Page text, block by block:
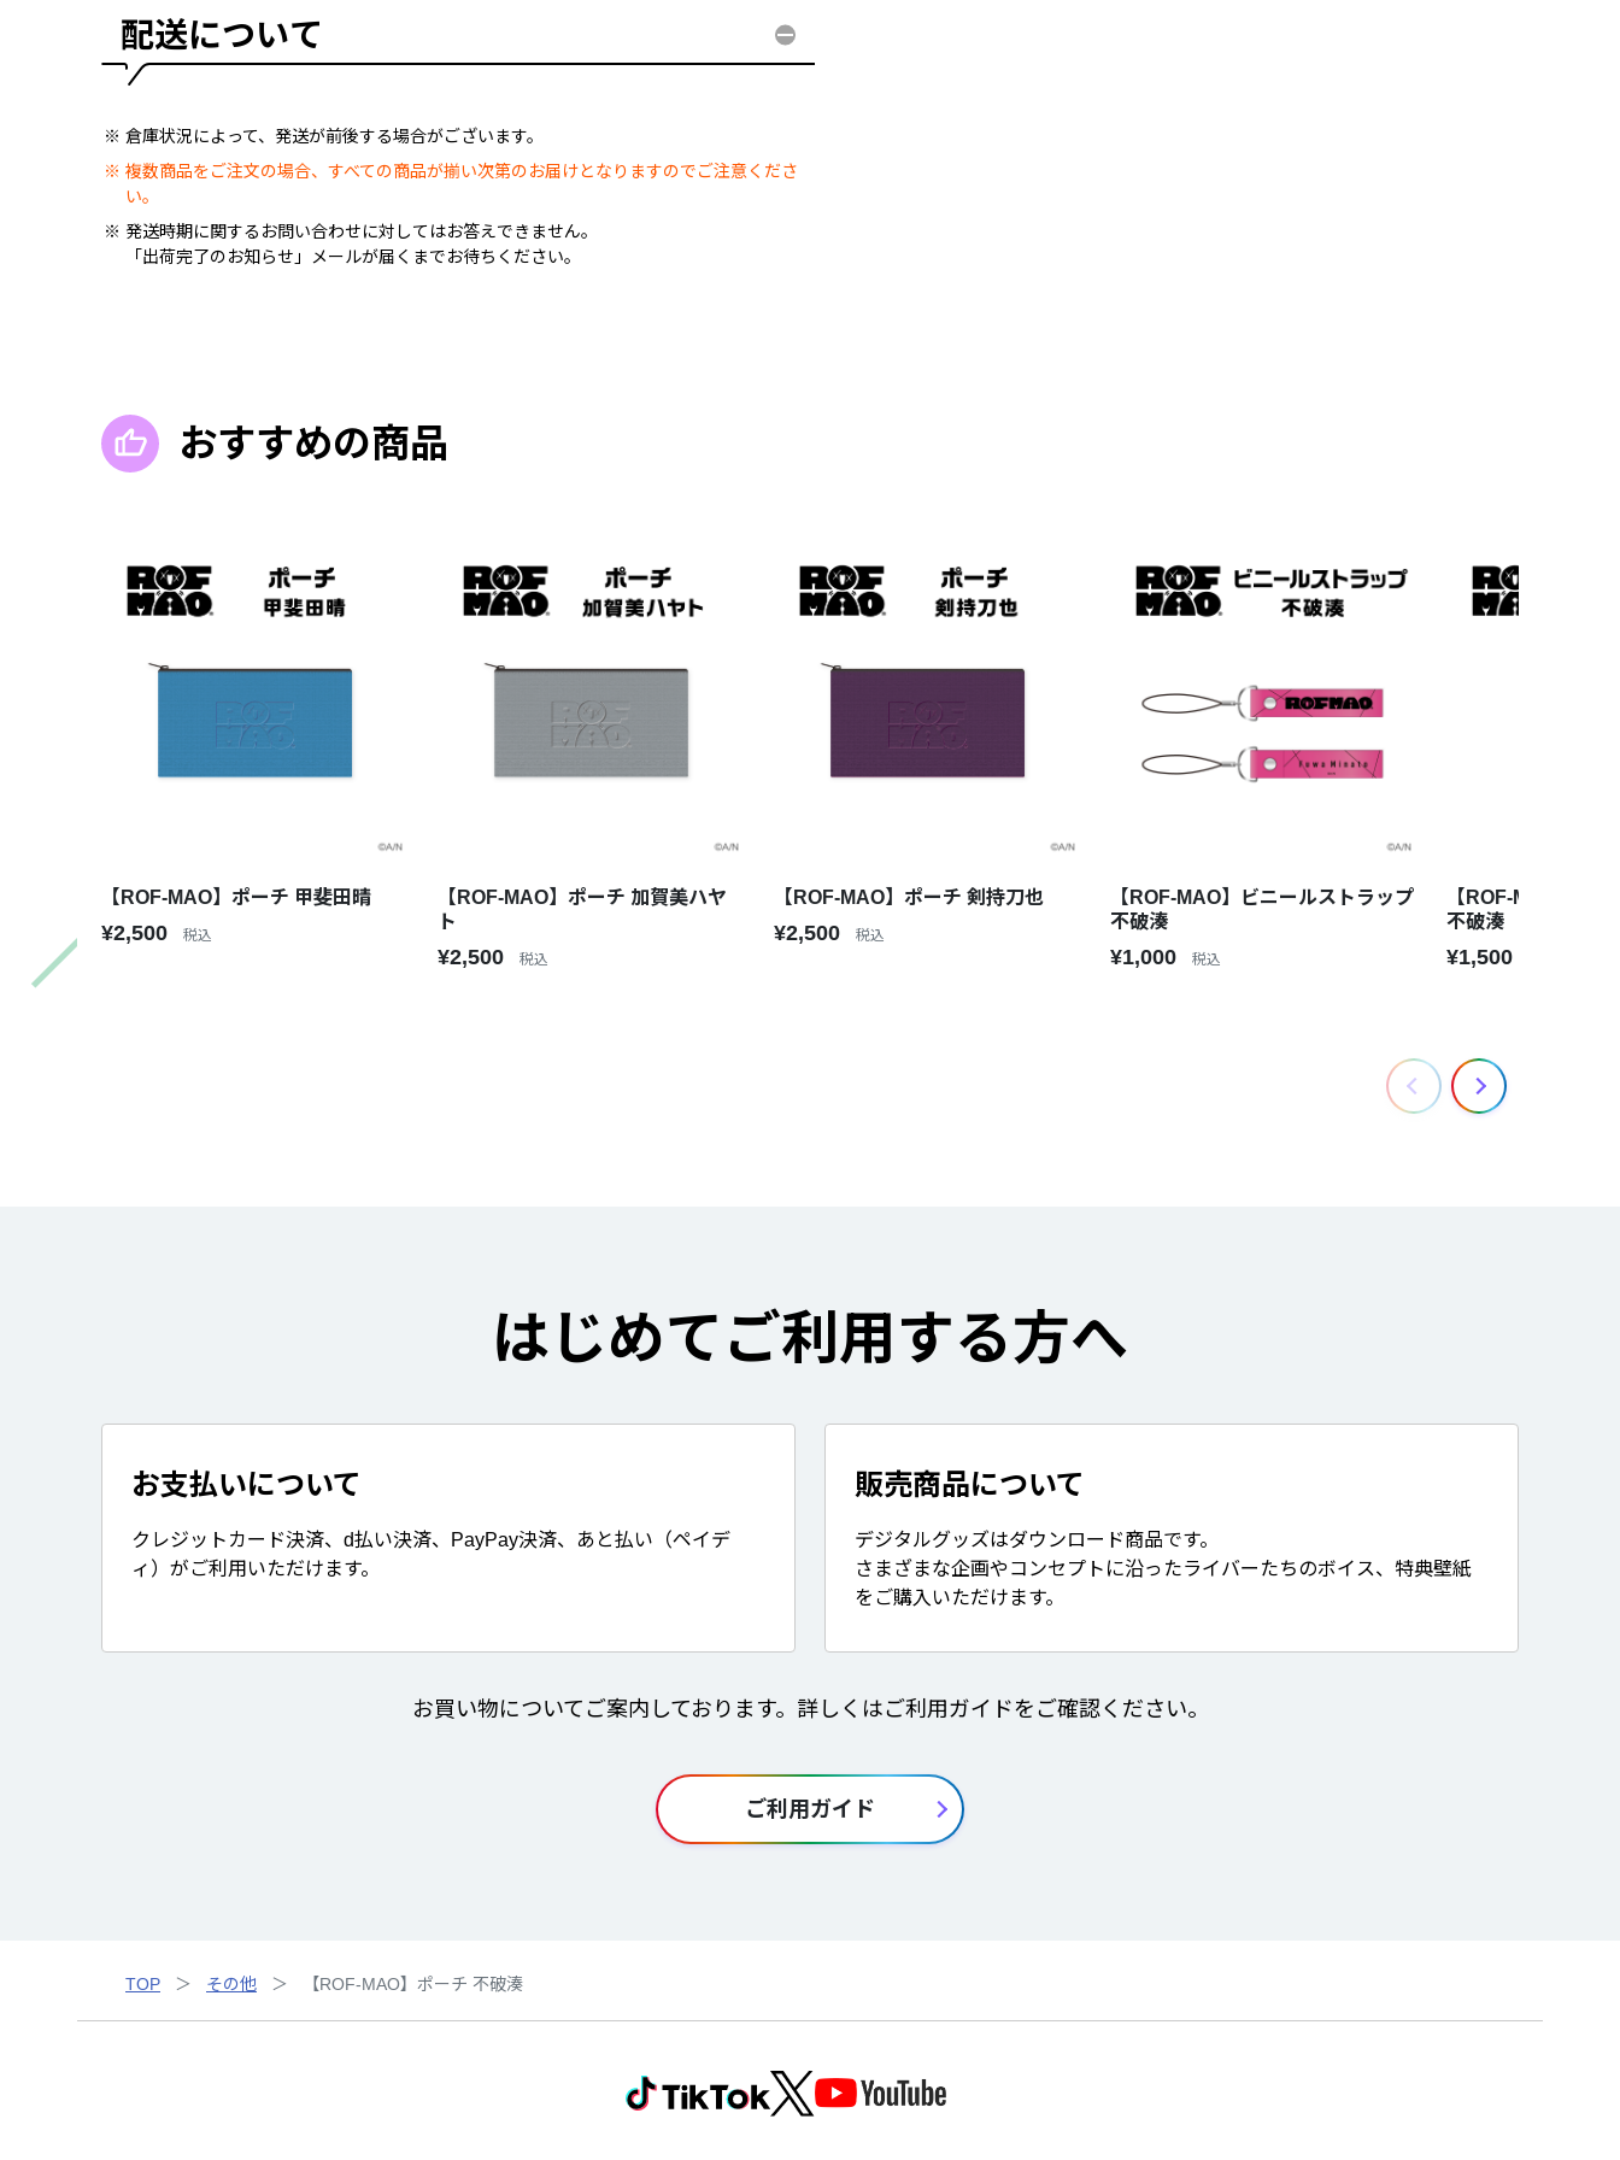
配送について
倉庫状況によって、発送が前後する場合がございます。
複数商品をご注文の場合、すべての商品が揃い次第のお届けとなりますのでご注意くださ
い。
発送時期に関するお問い合わせに対してはお答えできません。
「出荷完了のお知らせ」メールが届くまでお待ちください。
おすすめの商品
【ROF-MAO】ポーチ 甲斐田晴
¥2,500 税込
【ROF-MAO】ポーチ 加賀美ハヤ
ト
¥2,500 税込
【ROF-MAO】ポーチ 剣持刀也
¥2,500 税込
【ROF-MAO】ビニールストラップ
不破湊
¥1,000 税込
【ROF-MAO】ア
不破湊
¥1,500
はじめてご利用する方へ
お支払いについて
クレジットカード決済、d払い決済、PayPay決済、あと払い（ペイデ
ィ）がご利用いただけます。
販売商品について
デジタルグッズはダウンロード商品です。
さまざまな企画やコンセプトに沿ったライバーたちのボイス、特典壁紙
をご購入いただけます。
お買い物についてご案内しております。詳しくはご利用ガイドをご確認ください。
ご利用ガイド
TOP その他 【ROF-MAO】ポーチ 不破湊